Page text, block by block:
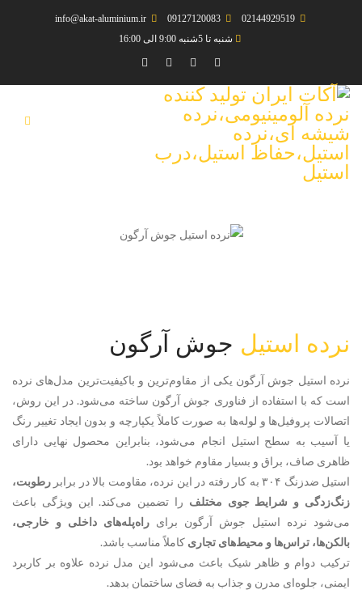
02144929519
09127120083
info@akat-aluminium.ir
شنبه تا 5شنبه 9:00 الی 16:00
نرده استیل جوش آرگون
نرده استیل جوش آرگون یکی از مقاوم‌ترین و باکیفیت‌ترین مدل‌های نرده
است که با استفاده از فناوری جوش آرگون ساخته می‌شود. در این روش،
اتصالات پروفیل‌ها و لوله‌ها به صورت کاملاً یکپارچه و بدون ایجاد تغییر رنگ
یا آسیب به سطح استیل انجام می‌شود، بنابراین محصول نهایی دارای
ظاهری صاف، براق و بسیار مقاوم خواهد بود.
استیل ضدزنگ ۳۰۴ به کار رفته در این نرده، مقاومت بالا در برابر
رطوبت،
زنگ‌زدگی و شرایط جوی مختلف را تضمین می‌کند. این ویژگی باعث
می‌شود نرده استیل جوش آرگون برای راه‌پله‌های داخلی و خارجی،
بالکن‌ها، تراس‌ها و محیط‌های تجاری کاملاً مناسب باشد.
ترکیب دوام و ظاهر شیک باعث می‌شود این مدل نرده علاوه بر کاربرد
ایمنی، جلوه‌ای مدرن و جذاب به فضای ساختمان بدهد.